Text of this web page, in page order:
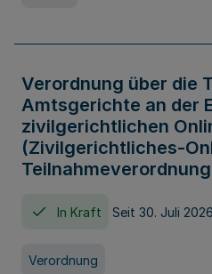
Verordnung über die
Amtsgerichte an der
zivilgerichtlichen
(Zivilgerichtliches-
In Kraft Seit 30. Juli 2026
Verordnung